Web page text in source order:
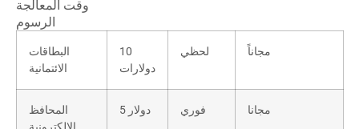
وقت المعالجة
الرسوم
البطاقات
الائتمانية
10
دولارات
لحظي مجاناً
المحافظ
5 دولار فوري مجانا